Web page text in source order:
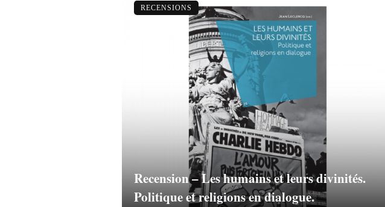
Recension – Les humains et leurs divinités.
Politique et religions en dialogue.
RECENSIONS